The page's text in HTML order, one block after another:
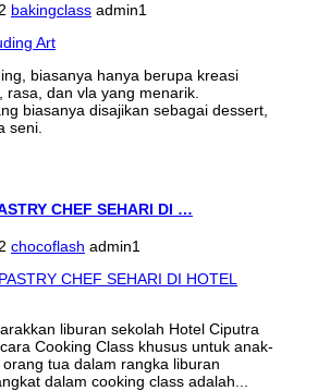
bakingclass admin1
biasanya hanya berupa kreasi
rasa, dan vla yang menarik.
biasanya disajikan sebagai dessert,
seni.
CHEF SEHARI DI …
chocoflash admin1
liburan sekolah Hotel Ciputra
Cooking Class khusus untuk anak-
tua dalam rangka liburan
dalam cooking class adalah...